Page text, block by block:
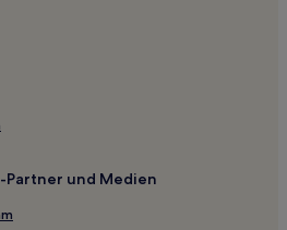
Hotels
und Zoo Folly Farm
und Medien